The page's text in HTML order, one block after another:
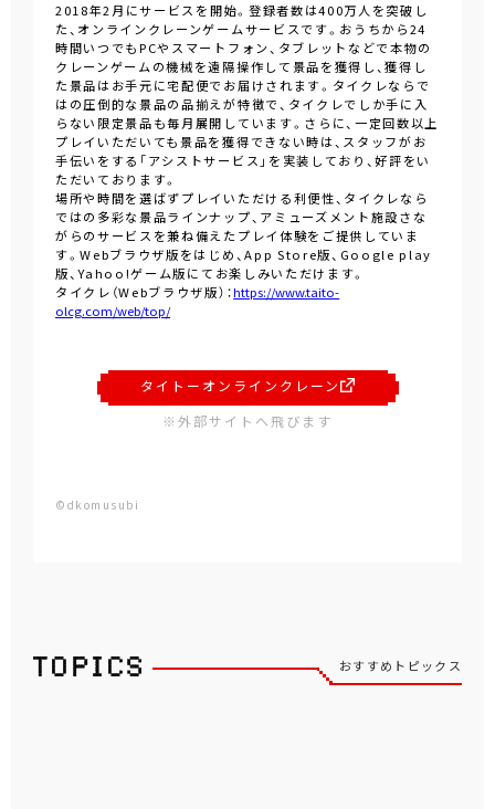
2018年2月にサービスを開始。登録者数は400万人を突破し
た、オンラインクレーンゲームサービスです。おうちから24
時間いつでもPCやスマートフォン、タブレットなどで本物の
クレーンゲームの機械を遠隔操作して景品を獲得し、獲得し
た景品はお手元に宅配便でお届けされます。タイクレならで
はの圧倒的な景品の品揃えが特徴で、タイクレでしか手に入
らない限定景品も毎月展開しています。さらに、一定回数以上
プレイいただいても景品を獲得できない時は、スタッフがお
手伝いをする「アシストサービス」を実装しており、好評をい
ただいております。
場所や時間を選ばずプレイいただける利便性、タイクレなら
ではの多彩な景品ラインナップ、アミューズメント施設さな
がらのサービスを兼ね備えたプレイ体験をご提供していま
す。Webブラウザ版をはじめ、App Store版、Google play
版、Yahoo!ゲーム版にてお楽しみいただけます。
タイクレ（Webブラウザ版）：https://www.taito-
olcg.com/web/top/
タイトーオンラインクレーン
※外部サイトへ飛びます
©dkomusubi
おすすめトピックス